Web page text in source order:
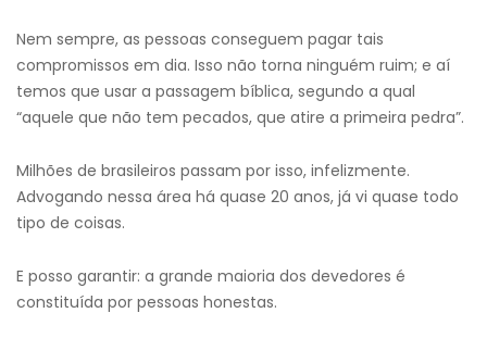
Nem sempre, as pessoas conseguem pagar tais
compromissos em dia. Isso não torna ninguém ruim; e aí
temos que usar a passagem bíblica, segundo a qual
“aquele que não tem pecados, que atire a primeira pedra”.
Milhões de brasileiros passam por isso, infelizmente.
Advogando nessa área há quase 20 anos, já vi quase todo
tipo de coisas.
E posso garantir: a grande maioria dos devedores é
constituída por pessoas honestas.